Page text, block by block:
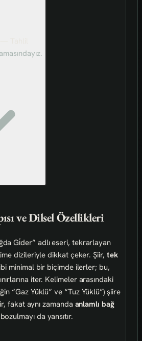
ve Dilsel Özellikleri
Gi̇der” adlı eseri, tekrarlayan
dizileriyle dikkat çeker. Şiir, tek
minimal bir biçimde ilerler; bu,
iter. Kelimeler arasındaki
“Gaz Yüklü” ve “Tuz Yüklü”) şiire
fakat aynı zamanda anlamlı bağ
da yansıtır.